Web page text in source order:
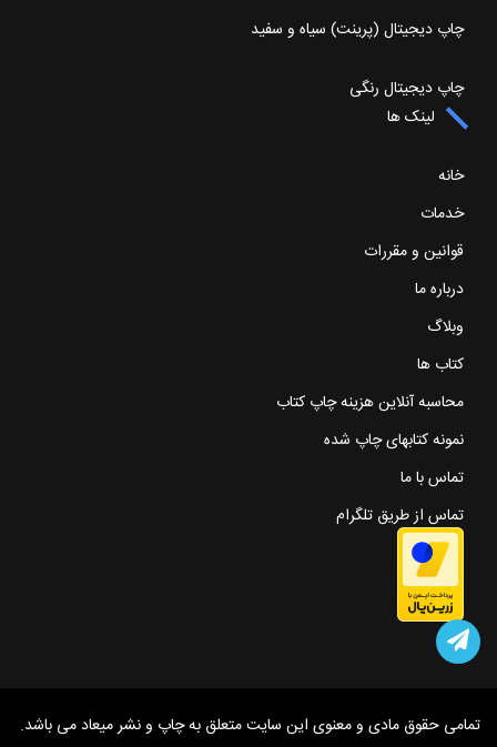
چاپ دیجیتال (پرینت) سیاه و سفید
چاپ دیجیتال رنگی
لینک ها
خانه
خدمات
قوانین و مقررات
درباره ما
وبلاگ
کتاب ها
محاسبه آنلاین هزینه چاپ کتاب
نمونه کتابهای چاپ شده
تماس با ما
تماس از طریق تلگرام
تمامی حقوق مادی و معنوی این سایت متعلق به چاپ و نشر میعاد می باشد.